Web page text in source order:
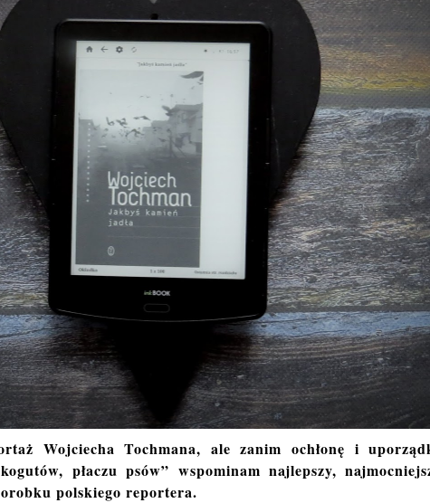
Wojciecha Tochmana, ale zanim ochłonę i
płaczu psów” wspominam najlepszy,
polskiego reportera.